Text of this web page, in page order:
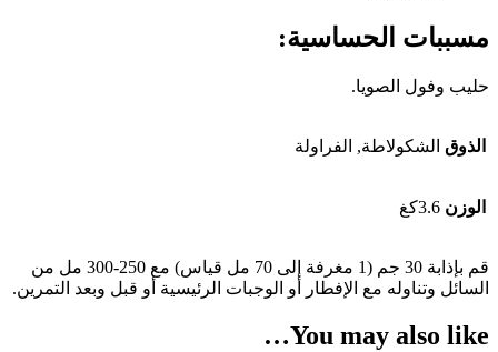
مسببات الحساسية:
حليب وفول الصويا.
الذوق الشكولاطة, الفراولة
الوزن 3.6كغ
قم بإذابة 30 جم (1 مغرفة إلى 70 مل قياس) مع 250-300 مل من
السائل وتناوله مع الإفطار أو الوجبات الرئيسية أو قبل وبعد التمرين.
You may also like…